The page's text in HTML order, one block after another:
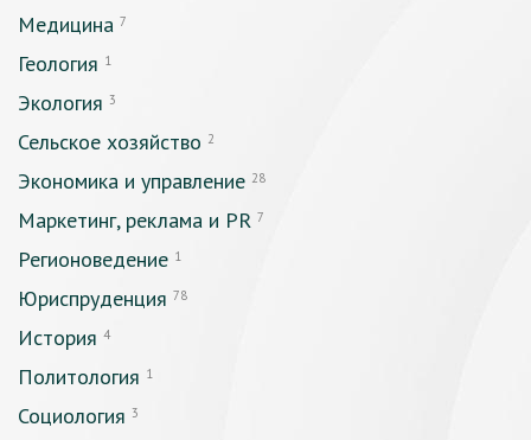
Медицина 7
Геология 1
Экология 3
Сельское хозяйство 2
Экономика и управление 28
Маркетинг, реклама и PR 7
Регионоведение 1
Юриспруденция 78
История 4
Политология 1
Социология 3